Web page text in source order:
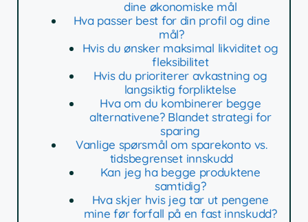
dine økonomiske mål
Hva passer best for din profil og dine
mål?
Hvis du ønsker maksimal likviditet og
fleksibilitet
Hvis du prioriterer avkastning og
langsiktig forpliktelse
Hva om du kombinerer begge
alternativene? Blandet strategi for
sparing
Vanlige spørsmål om sparekonto vs.
tidsbegrenset innskudd
Kan jeg ha begge produktene
samtidig?
Hva skjer hvis jeg tar ut pengene
mine før forfall på en fast innskudd?